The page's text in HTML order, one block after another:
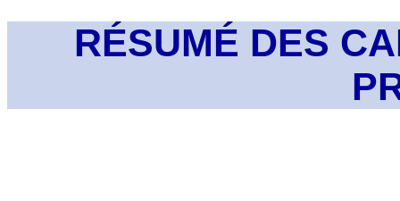
RÉSUMÉ DES